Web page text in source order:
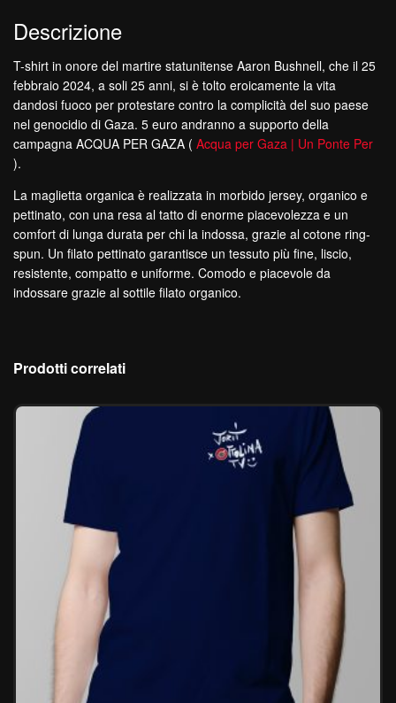
Descrizione
T-shirt in onore del martire statunitense Aaron Bushnell, che il 25
febbraio 2024, a soli 25 anni, si è tolto eroicamente la vita
dandosi fuoco per protestare contro la complicità del suo paese
nel genocidio di Gaza. 5 euro andranno a supporto della
campagna ACQUA PER GAZA ( Acqua per Gaza | Un Ponte Per
).
La maglietta organica è realizzata in morbido jersey, organico e
pettinato, con una resa al tatto di enorme piacevolezza e un
comfort di lunga durata per chi la indossa, grazie al cotone ring-
spun. Un filato pettinato garantisce un tessuto più fine, liscio,
resistente, compatto e uniforme. Comodo e piacevole da
indossare grazie al sottile filato organico.
Prodotti correlati